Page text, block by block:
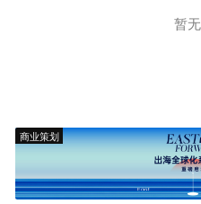
暂
商业策划